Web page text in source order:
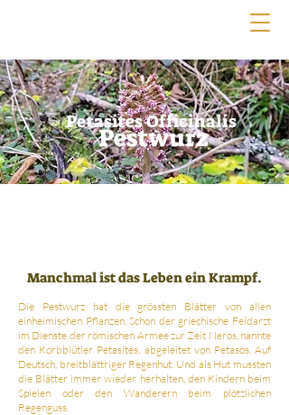
Petasites Officinalis
Pestwurz
Manchmal ist das Leben ein Krampf.
Die Pestwurz hat die grössten Blätter von allen
einheimischen Pflanzen. Schon der griechische Feldarzt
im Dienste der römischen Armee zur Zeit Neros, nannte
den Korbblütler Petasites, abgeleitet von Petasos. Auf
Deutsch, breitblättriger Regenhut. Und als Hut mussten
die Blätter immer wieder herhalten, den Kindern beim
Spielen oder den Wanderern beim plötzlichen
Regenguss.